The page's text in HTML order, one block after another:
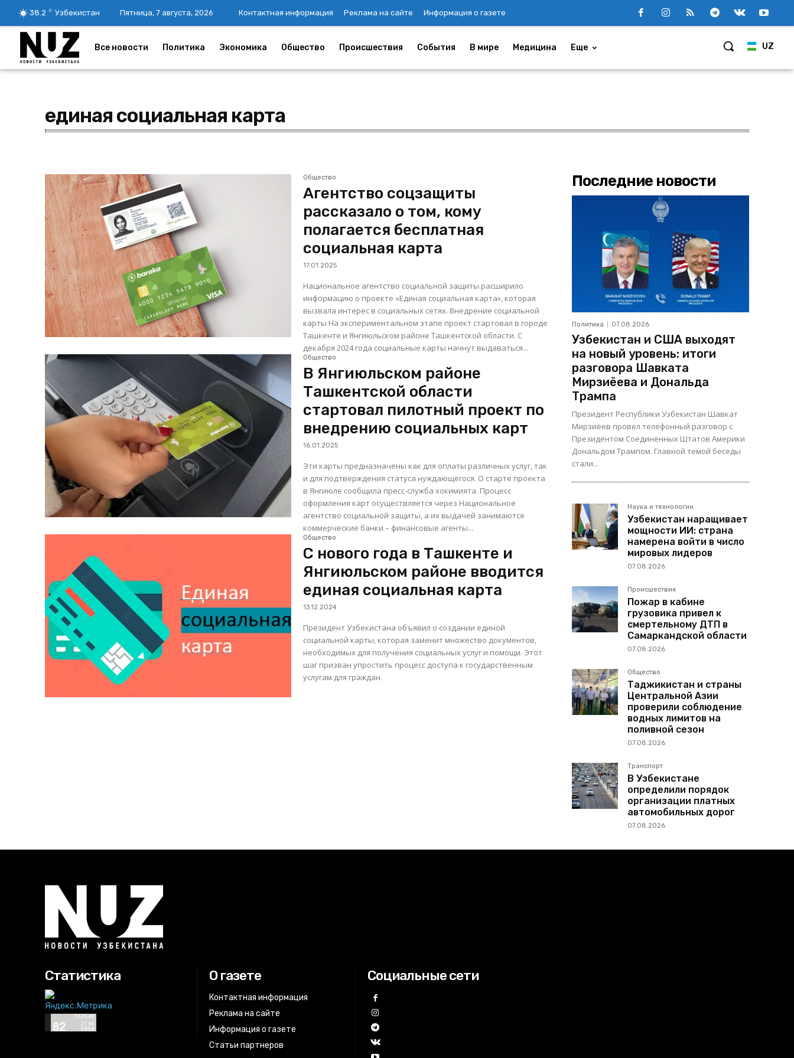
38.2 C Узбекистан Пятница, 7 августа, 2026 Контактная информация Реклама на сайте Информация о газете
UZ
Все новости Политика Экономика Общество Происшествия События В мире Медицина Еще
единая социальная карта
Общество
Агентство соцзащиты
рассказало о том, кому
полагается бесплатная
социальная карта
17.01.2025
Национальное агентство социальной защиты расширило
информацию о проекте «Единая социальная карта», которая
вызвала интерес в социальных сетях. Внедрение социальной
карты На экспериментальном этапе проект стартовал в городе
Ташкенте и Янгиюльском районе Ташкентской области. С
декабря 2024 года социальные карты начнут выдаваться...
Общество
В Янгиюльском районе
Ташкентской области
стартовал пилотный проект по
внедрению социальных карт
16.01.2025
Эти карты предназначены как для оплаты различных услуг, так
и для подтверждения статуса нуждающегося. О старте проекта
в Янгиюле сообщила пресс-служба хокимията. Процесс
оформления карт осуществляется через Национальное
агентство социальной защиты, а их выдачей занимаются
коммерческие банки – финансовые агенты...
Общество
С нового года в Ташкенте и
Янгиюльском районе вводится
единая социальная карта
13.12.2024
Президент Узбекистана объявил о создании единой
социальной карты, которая заменит множество документов,
необходимых для получения социальных услуг и помощи. Этот
шаг призван упростить процесс доступа к государственным
услугам для граждан.
Последние новости
Политика 07.08.2026
Узбекистан и США выходят
на новый уровень: итоги
разговора Шавката
Мирзиёева и Дональда
Трампа
Президент Республики Узбекистан Шавкат
Мирзиёев провел телефонный разговор с
Президентом Соединенных Штатов Америки
Дональдом Трампом. Главной темой беседы
стали...
Наука и технологии
Узбекистан наращивает
мощности ИИ: страна
намерена войти в число
мировых лидеров
07.08.2026
Происшествия
Пожар в кабине
грузовика привел к
смертельному ДТП в
Самаркандской области
07.08.2026
Общество
Таджикистан и страны
Центральной Азии
проверили соблюдение
водных лимитов на
поливной сезон
07.08.2026
Транспорт
В Узбекистане
определили порядок
организации платных
автомобильных дорог
07.08.2026
Статистика О газете
Контактная информация
Реклама на сайте
Информация о газете
Статьи партнеров
Социальные сети